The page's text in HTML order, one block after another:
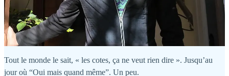
Tout le monde le sait, « les cotes, ça ne veut rien dire ». Jusqu’au
jour où “Oui mais quand même”. Un peu.